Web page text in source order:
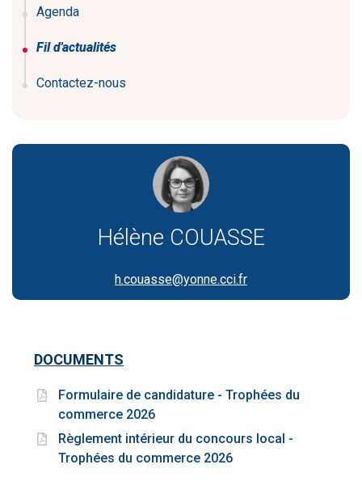
Agenda
Fil d'actualités
Contactez-nous
Hélène COUASSE
h.couasse@yonne.cci.fr
DOCUMENTS
Formulaire de candidature - Trophées du
commerce 2026
Règlement intérieur du concours local -
Trophées du commerce 2026